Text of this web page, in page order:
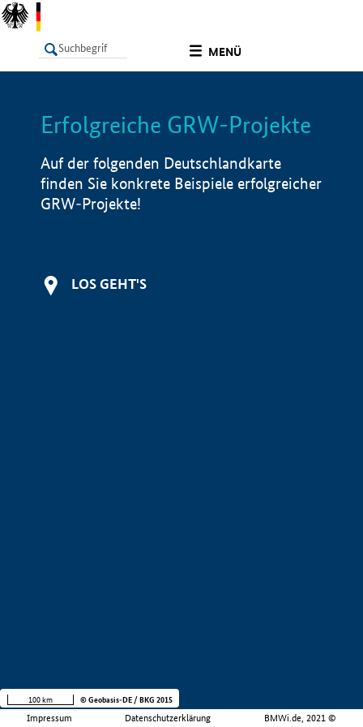
MENÜ
LISTE Info
Erfolgreiche GRW-Projekte
Auf der folgenden Deutschlandkarte
finden Sie konkrete Beispiele erfolgreicher
GRW-Projekte!
LOS GEHT'S
Impressum Datenschutzerklärung BMWi.de, 2021 ©
100 km © Geobasis-DE / BKG 2015